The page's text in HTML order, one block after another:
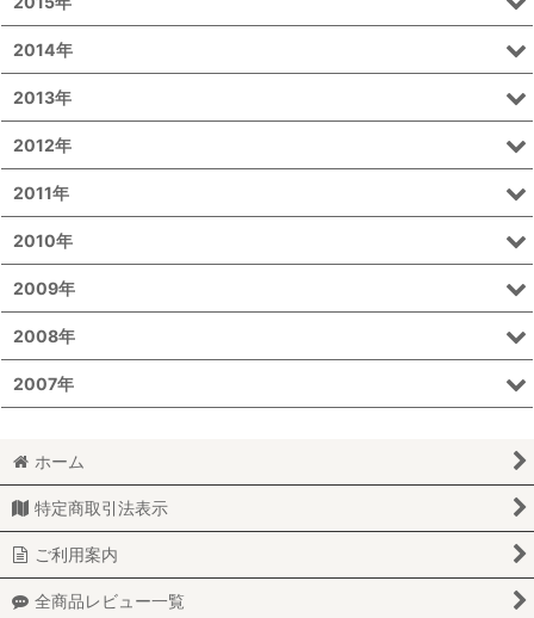
2014年
2013年
2012年
2011年
2010年
2009年
2008年
2007年
ホーム
特定商取引法表示
ご利用案内
全商品レビュー一覧